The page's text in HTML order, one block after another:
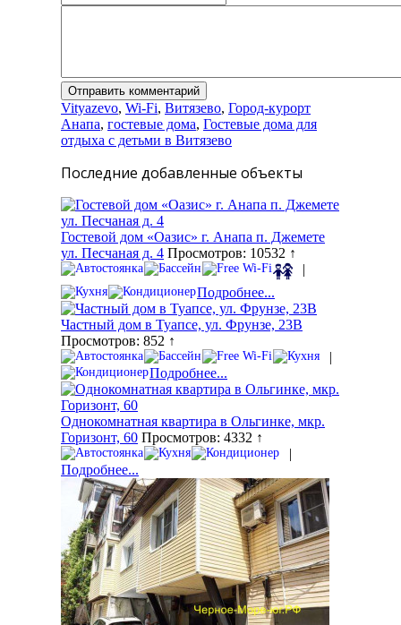
Vityazevo, Wi-Fi, Витязево, Город-курорт
Анапа, гостевые дома, Гостевые дома для
отдыха с детьми в Витязево
Последние добавленные объекты
Гостевой дом «Оазис» г. Анапа п. Джемете
ул. Песчаная д. 4 Просмотров: 10532 ↑
|
Подробнее...
Частный дом в Туапсе, ул. Фрунзе, 23В
Просмотров: 852 ↑
|
Подробнее...
Однокомнатная квартира в Ольгинке, мкр.
Горизонт, 60 Просмотров: 4332 ↑
|
Подробнее...